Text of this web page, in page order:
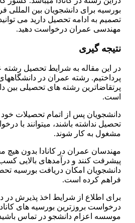
بورسیه برای دانشجویان بین المللی
تصمیم به ادامه تحصیل دارید می
مهندسی عمران درخواست دهید.
نتیجه گیری
در این مقاله به شرایط تحصیل رشته
پرداختیم. رشته عمران در دانشگاه­های
پرتقاضاترین رشته های تحصیلی بین
است.
دانشجویان پس از اتمام تحصیلات خود
تحصیل نداشته باشند، میتوانند با
مشغول به کار شوند.
مهندسان عمران در کانادا بدون هیچ
پیشرفت کنند و درآمدهای بالایی کسب
دانشجویان امکان دریافت بورسیه
فراهم کرده است.
برای اطلاع از شرایط اخذ پذیرش در
درخواست بروزترین بورسیه های
موسسه اعزام دانشجو در تماس